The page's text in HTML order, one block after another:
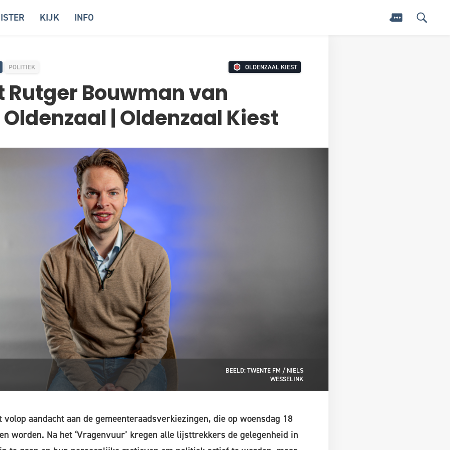
KIJK INFO
POLITIEK OLDENZAAL KIEST
Rutger Bouwman van
| Oldenzaal Kiest
BEELD: TWENTE FM / NIELS
WESSELINK
volop aandacht aan de gemeenteraadsverkiezingen, die op woensdag 18
worden. Na het ‘Vragenvuur’ kregen alle lijsttrekkers de gelegenheid in